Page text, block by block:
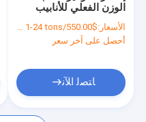
اتصل بنا
أخبار
طلب اقتباس
الوزن الفعلي للأنابيب
الفولاذية المصنعة من
الصلب
الأسعار:$550.00/tons 1-24 tons
أحصل على آخر سعر
ﺎﺘﺼﻟ ﺍﻶﻧ